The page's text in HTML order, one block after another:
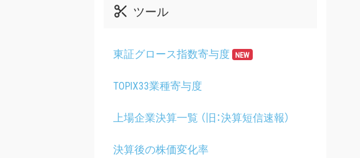
ツール
東証グロース指数寄与度 NEW
TOPIX33業種寄与度
上場企業決算一覧 （旧：決算短信速報）
決算後の株価変化率